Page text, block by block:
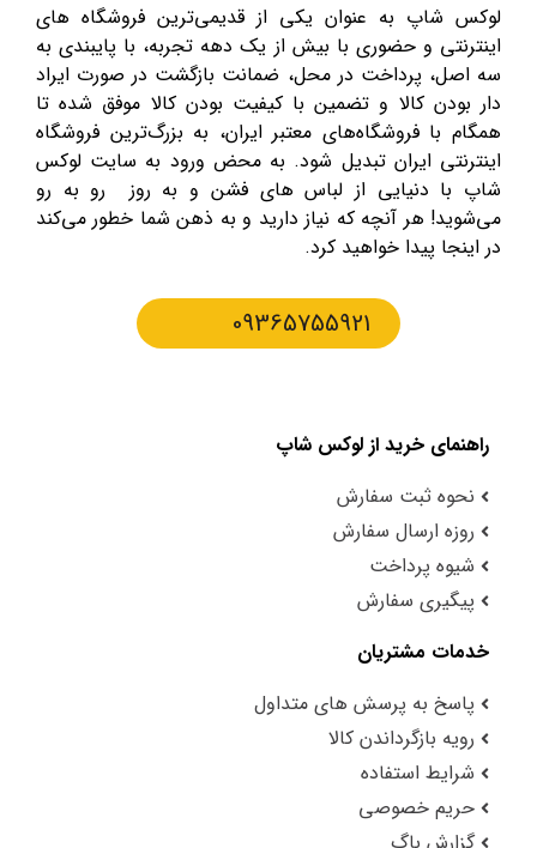
لوکس شاپ به عنوان یکی از قدیمی‌ترین فروشگاه های
اینترنتی و حضوری با بیش از یک دهه تجربه، با پایبندی به
سه اصل، پرداخت در محل، ضمانت بازگشت در صورت ایراد
دار بودن کالا و تضمین با کیفیت بودن کالا موفق شده تا
همگام با فروشگاه‌های معتبر ایران، به بزرگ‌ترین فروشگاه
اینترنتی ایران تبدیل شود. به محض ورود به سایت لوکس
شاپ با دنیایی از لباس های فشن و به روز رو به رو
می‌شوید! هر آنچه که نیاز دارید و به ذهن شما خطور می‌کند
در اینجا پیدا خواهید کرد.
09365755921
راهنمای خرید از لوکس شاپ
نحوه ثبت سفارش
روزه ارسال سفارش
شیوه پرداخت
پیگیری سفارش
خدمات مشتریان
پاسخ به پرسش های متداول
رویه بازگرداندن کالا
شرایط استفاده
حریم خصوصی